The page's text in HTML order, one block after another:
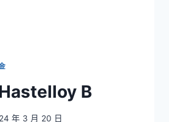
B
年 3 月 20 日